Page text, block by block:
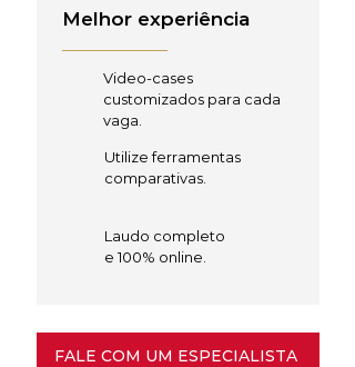
Melhor experiência
Video-cases
customizados para cada
vaga.
Utilize ferramentas
comparativas.
Laudo completo
e 100% online.
FALE COM UM ESPECIALISTA